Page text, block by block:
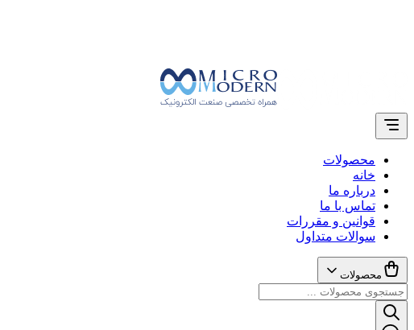
محصولات
خانه
درباره ما
تماس با ما
قوانین و مقررات
سوالات متداول
محصولات